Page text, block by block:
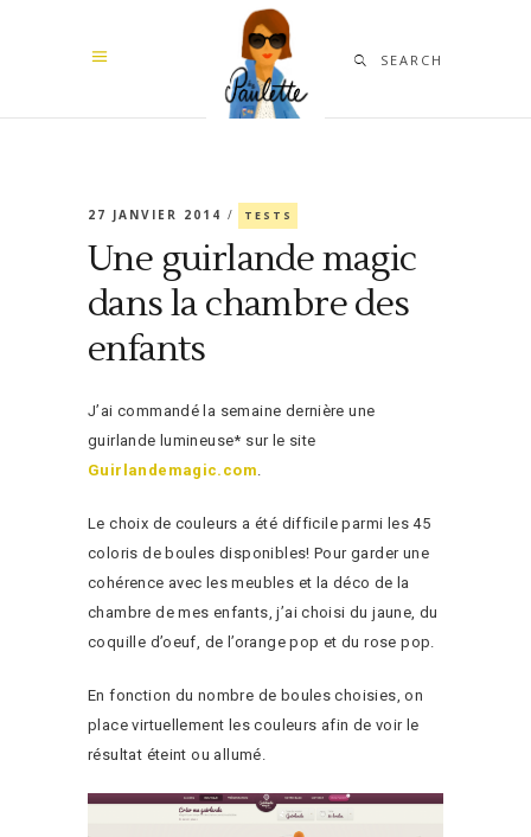
SEARCH
27 JANVIER 2014 TESTS
Une guirlande magic
dans la chambre des
enfants
J’ai commandé la semaine dernière une
guirlande lumineuse* sur le site
Guirlandemagic.com.
Le choix de couleurs a été difficile parmi les 45
coloris de boules disponibles! Pour garder une
cohérence avec les meubles et la déco de la
chambre de mes enfants, j’ai choisi du jaune, du
coquille d’oeuf, de l’orange pop et du rose pop.
En fonction du nombre de boules choisies, on
place virtuellement les couleurs afin de voir le
résultat éteint ou allumé.